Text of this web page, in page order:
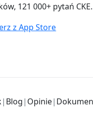
121 000+ pytań CKE.
| Blog| Opinie|